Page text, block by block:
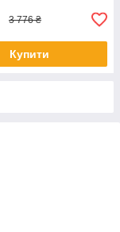
3 776 ₴
Купити